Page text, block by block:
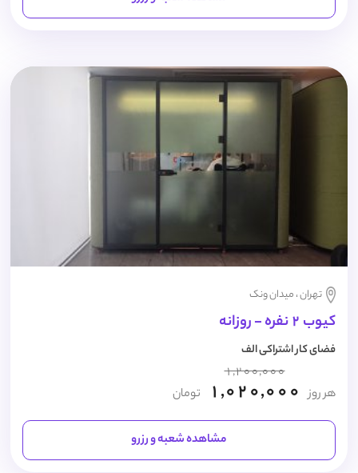
تهران ، میدان ونک
کیوب 2 نفره - روزانه
فضای کار اشتراکی الف
هر روز
1,200,000
1,020,000 تومان
مشاهده شعبه و رزرو